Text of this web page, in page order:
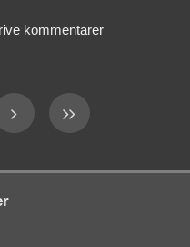
kommentarer